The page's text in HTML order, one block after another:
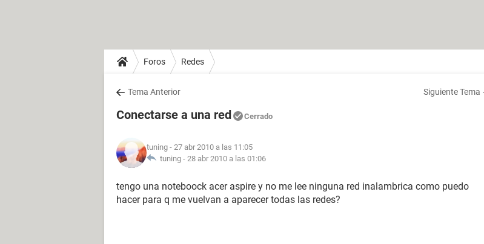
Foros Redes
Tema Anterior Siguiente Tema
Conectarse a una red Cerrado
tuning - 27 abr 2010 a las 11:05
tuning - 28 abr 2010 a las 01:06
tengo una noteboock acer aspire y no me lee ninguna red inalambrica como puedo
hacer para q me vuelvan a aparecer todas las redes?